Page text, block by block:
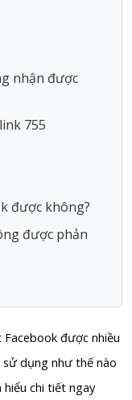
nhận được
755
được không?
được phản
được nhiều
sử dụng như thế nào
hiểu chi tiết ngay